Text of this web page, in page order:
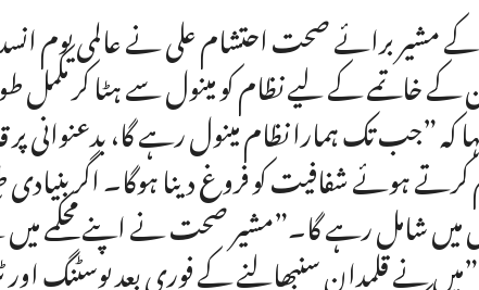
کے مشیر برائے صحت احتشام علی نے عالمی یوم
خاتمے کے لیے نظام کو مینول سے ہٹا کر مکمل
”جب تک ہمارا نظام مینول رہے گا، بدعنوانی پر
ہوئے شفافیت کو فروغ دینا ہوگا۔ اگر بنیادی
شامل رہے گا۔”مشیر صحت نے اپنے محکمے میں
نے قلمدان سنبھالنے کے فوری بعد پوسٹنگ اور